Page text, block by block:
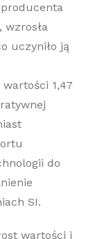
wzrosła
uczyniło ją
1,47
do
SI.
wartości i